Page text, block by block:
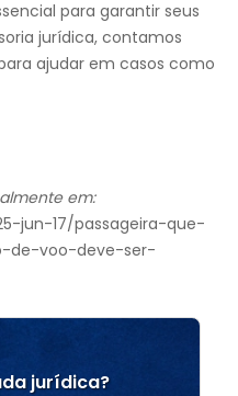
para garantir seus
jurídica, contamos
ajudar em casos como
em:
jun-17/passageira-que-
de-voo-deve-ser-
jurídica?